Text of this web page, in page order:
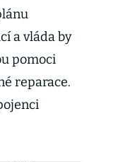
a vláda by
pomoci
reparace.